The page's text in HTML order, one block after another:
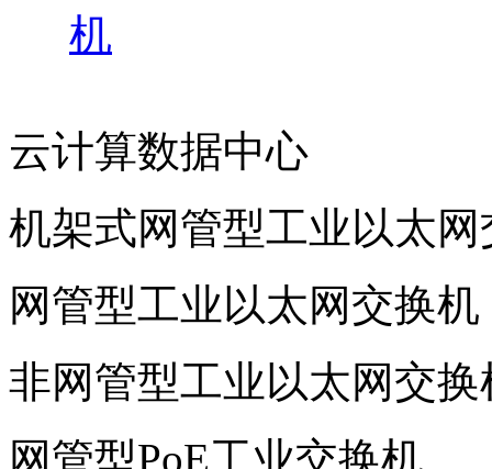
机
云计算数据中心
机架式网管型工业以太网
网管型工业以太网交换机
非网管型工业以太网交换
网管型PoE工业交换机